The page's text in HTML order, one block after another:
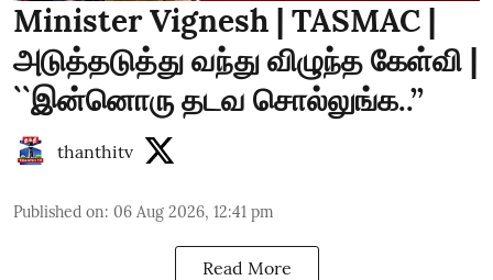
Minister Vignesh | TASMAC |
அடுத்தடுத்து வந்து விழுந்த கேள்வி |
``இன்னொரு தடவ சொல்லுங்க..’’
thanthitv
Published on: 06 Aug 2026, 12:41 pm
Read More